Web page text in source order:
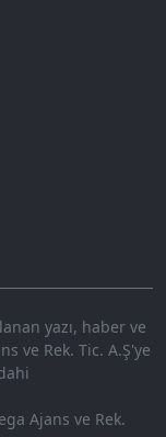
yazı, haber ve
ve Rek. Tic. A.Ş'ye
Ajans ve Rek.